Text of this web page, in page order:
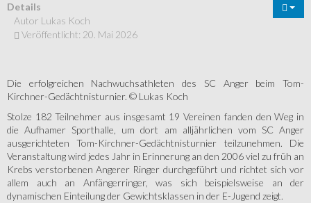
Details
Autor Lukas Koch
Veröffentlicht: 20. Mai 2026
Die erfolgreichen Nachwuchsathleten des SC Anger beim Tom-
Kirchner-Gedächtnisturnier. © Lukas Koch
Stolze 182 Teilnehmer aus insgesamt 19 Vereinen fanden den Weg in
die Aufhamer Sporthalle, um dort am alljährlichen vom SC Anger
ausgerichteten Tom-Kirchner-Gedächtnisturnier teilzunehmen. Die
Veranstaltung wird jedes Jahr in Erinnerung an den 2006 viel zu früh an
Krebs verstorbenen Angerer Ringer durchgeführt und richtet sich vor
allem auch an Anfängerringer, was sich beispielsweise an der
dynamischen Einteilung der Gewichtsklassen in der E-Jugend zeigt.